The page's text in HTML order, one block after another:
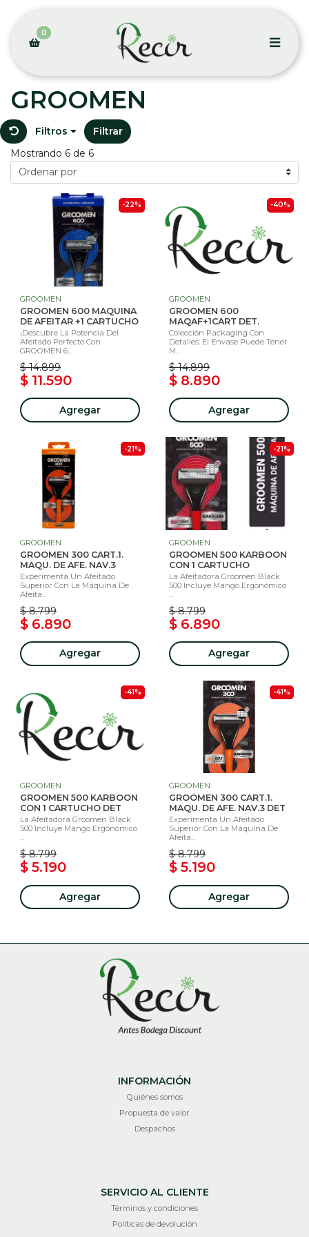
0
GROOMEN
Filtros
Filtrar
Mostrando 6 de 6
-22%
GROOMEN
GROOMEN 600 MAQUINA
DE AFEITAR +1 CARTUCHO
¡Descubre La Potencia Del
Afeitado Perfecto Con
GROOMEN 6...
$ 14.899
$ 11.590
Agregar
-40%
GROOMEN
GROOMEN 600
MAQAF+1CART DET.
Colección Packaging Con
Detalles: El Envase Puede Tener
M...
$ 14.899
$ 8.890
Agregar
-21%
GROOMEN
GROOMEN 300 CART.1.
MAQU. DE AFE. NAV.3
Experimenta Un Afeitado
Superior Con La Máquina De
Afeita...
$ 8.799
$ 6.890
Agregar
-21%
GROOMEN
GROOMEN 500 KARBOON
CON 1 CARTUCHO
La Afeitadora Groomen Black
500 Incluye Mango Ergonómico
$ 8.799
$ 6.890
Agregar
-41%
GROOMEN
GROOMEN 500 KARBOON
CON 1 CARTUCHO DET
La Afeitadora Groomen Black
500 Incluye Mango Ergonómico
...
$ 8.799
$ 5.190
Agregar
-41%
GROOMEN
GROOMEN 300 CART.1.
MAQU. DE AFE. NAV.3 DET
Experimenta Un Afeitado
Superior Con La Máquina De
Afeita...
$ 8.799
$ 5.190
Agregar
INFORMACIÓN
Quiénes somos
Propuesta de valor
Despachos
SERVICIO AL CLIENTE
Términos y condiciones
Políticas de devolución